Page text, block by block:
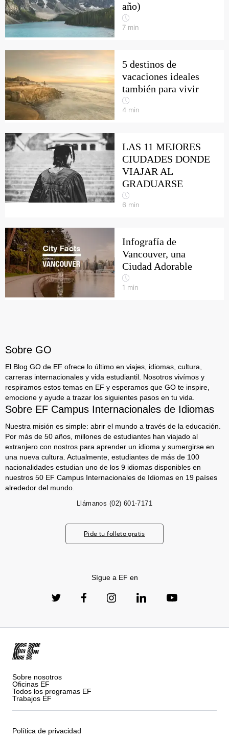
año)
7 min
5 destinos de
vacaciones ideales
también para vivir
4 min
LAS 11 MEJORES
CIUDADES DONDE
VIAJAR AL
GRADUARSE
6 min
Infografía de
Vancouver, una
Ciudad Adorable
1 min
Sobre GO
El Blog GO de EF ofrece lo último en viajes, idiomas, cultura,
carreras internacionales y vida estudiantil. Nosotros vivímos y
respiramos estos temas en EF y esperamos que GO te inspire,
emocione y ayude a trazar los siguientes pasos en tu vida.
Sobre EF Campus Internacionales de Idiomas
Nuestra misión es simple: abrir el mundo a través de la educación.
Por más de 50 años, millones de estudiantes han viajado al
extranjero con nostros para aprender un idioma y sumergirse en
una nueva cultura. Actualmente, estudiantes de más de 100
nacionalidades estudian uno de los 9 idiomas disponibles en
nuestros 50 EF Campus Internacionales de Idiomas en 19 países
alrededor del mundo.
Llámanos (02) 601-7171
Pide tu folleto gratis
Sígue a EF en
Sobre nosotros
Oficinas EF
Todos los programas EF
Trabajos EF
Política de privacidad